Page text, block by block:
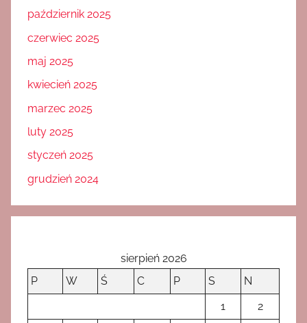
październik 2025
czerwiec 2025
maj 2025
kwiecień 2025
marzec 2025
luty 2025
styczeń 2025
grudzień 2024
sierpień 2026
P
W Ś C P S
N
1
2